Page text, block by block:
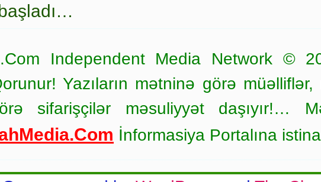
Independent Media Network ©
Yazıların mətninə görə müəlliflər,
sifarişçilər məsuliyyət daşıyır!…
İnformasiya Portalına